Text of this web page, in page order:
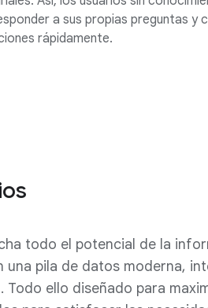
a sus propias preguntas
rápidamente.
todo el potencial de la
una pila de datos moderna,
Todo ello diseñado para